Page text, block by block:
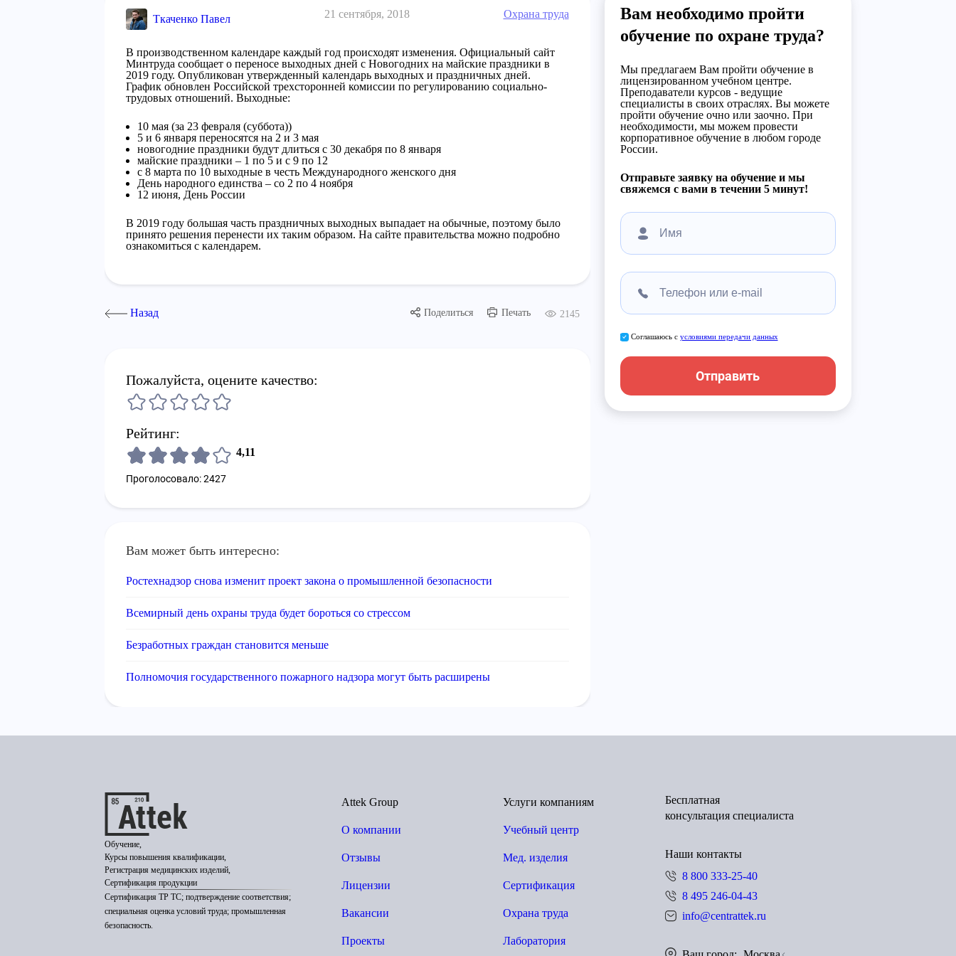
Ткаченко Павел 21 сентября, 2018 Охрана труда
В производственном календаре каждый год происходят изменения. Официальный сайт
Минтруда сообщает о переносе выходных дней с Новогодних на майские праздники в
2019 году. Опубликован утвержденный календарь выходных и праздничных дней.
График обновлен Российской трехсторонней комиссии по регулированию социально-
трудовых отношений. Выходные:
10 мая (за 23 февраля (суббота))
5 и 6 января переносятся на 2 и 3 мая
новогодние праздники будут длиться с 30 декабря по 8 января
майские праздники – 1 по 5 и с 9 по 12
с 8 марта по 10 выходные в честь Международного женского дня
День народного единства – со 2 по 4 ноября
12 июня, День России
В 2019 году большая часть праздничных выходных выпадает на обычные, поэтому было
принято решения перенести их таким образом. На сайте правительства можно подробно
ознакомиться с календарем.
Назад Поделиться Печать 2145
Пожалуйста, оцените качество:
Рейтинг:
4,11
Проголосовало: 2427
Вам может быть интересно:
Ростехнадзор снова изменит проект закона о промышленной безопасности
Всемирный день охраны труда будет бороться со стрессом
Безработных граждан становится меньше
Полномочия государственного пожарного надзора могут быть расширены
Вам необходимо пройти
обучение по охране труда?
Мы предлагаем Вам пройти обучение в
лицензированном учебном центре.
Преподаватели курсов - ведущие
специалисты в своих отраслях. Вы можете
пройти обучение очно или заочно. При
необходимости, мы можем провести
корпоративное обучение в любом городе
России.
Отправьте заявку на обучение и мы
свяжемся с вами в течении 5 минут!
Соглашаюсь с условиями передачи данных
Отправить
Обучение,
Курсы повышения квалификации,
Регистрация медицинских изделий,
Сертификация продукции
Сертификация ТР ТС; подтверждение соответствия;
специальная оценка условий труда; промышленная
безопасность.
Attek Group
О компании
Отзывы
Лицензии
Вакансии
Проекты
Услуги компаниям
Учебный центр
Мед. изделия
Сертификация
Охрана труда
Лаборатория
Бесплатная
консультация специалиста
Наши контакты
8 800 333-25-40
8 495 246-04-43
info@centrattek.ru